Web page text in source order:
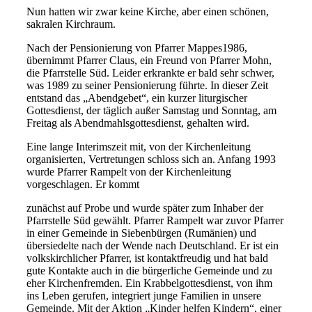
Nun hatten wir zwar keine Kirche, aber einen schönen,
sakralen Kirchraum.
Nach der Pensionierung von Pfarrer Mappes1986,
übernimmt Pfarrer Claus, ein Freund von Pfarrer Mohn,
die Pfarrstelle Süd. Leider erkrankte er bald sehr schwer,
was 1989 zu seiner Pensionierung führte. In dieser Zeit
entstand das „Abendgebet“, ein kurzer liturgischer
Gottesdienst, der täglich außer Samstag und Sonntag, am
Freitag als Abendmahlsgottesdienst, gehalten wird.
Eine lange Interimszeit mit, von der Kirchenleitung
organisierten, Vertretungen schloss sich an. Anfang 1993
wurde Pfarrer Rampelt von der Kirchenleitung
vorgeschlagen. Er kommt
zunächst auf Probe und wurde später zum Inhaber der
Pfarrstelle Süd gewählt. Pfarrer Rampelt war zuvor Pfarrer
in einer Gemeinde in Siebenbürgen (Rumänien) und
übersiedelte nach der Wende nach Deutschland. Er ist ein
volkskirchlicher Pfarrer, ist kontaktfreudig und hat bald
gute Kontakte auch in die bürgerliche Gemeinde und zu
eher Kirchenfremden. Ein Krabbelgottesdienst, von ihm
ins Leben gerufen, integriert junge Familien in unsere
Gemeinde. Mit der Aktion „Kinder helfen Kindern“, einer